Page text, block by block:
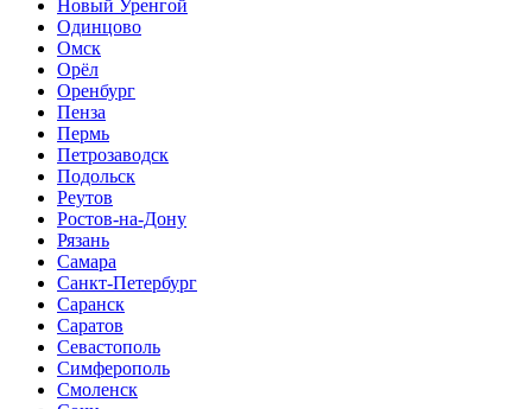
Новый Уренгой
Одинцово
Омск
Орёл
Оренбург
Пенза
Пермь
Петрозаводск
Подольск
Реутов
Ростов-на-Дону
Рязань
Самара
Санкт-Петербург
Саранск
Саратов
Севастополь
Симферополь
Смоленск